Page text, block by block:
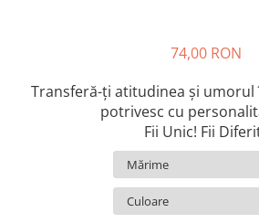
74,00 RON
Transferă-ți atitudinea și umorul
potrivesc cu
Fii Unic! Fii